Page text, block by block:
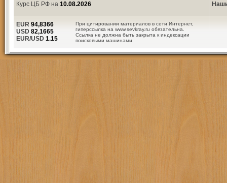
Курс ЦБ РФ на 10.08.2026
При цитировании материалов в сети Интернет,
гиперссылка на www.sevkray.ru обязательна.
Ссылка не должна быть закрыта к индексации
поисковыми машинами.
EUR 94,8366
USD 82,1665
EUR/USD 1.15